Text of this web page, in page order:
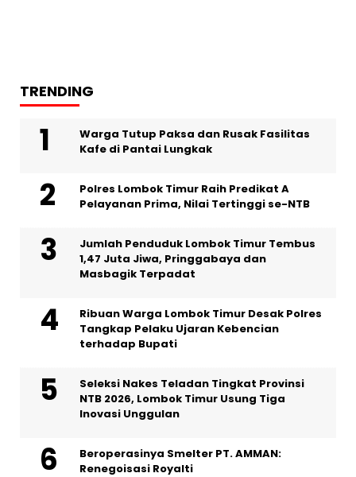
TRENDING
Warga Tutup Paksa dan Rusak Fasilitas
Kafe di Pantai Lungkak
Polres Lombok Timur Raih Predikat A
Pelayanan Prima, Nilai Tertinggi se-NTB
Jumlah Penduduk Lombok Timur Tembus
1,47 Juta Jiwa, Pringgabaya dan
Masbagik Terpadat
Ribuan Warga Lombok Timur Desak Polres
Tangkap Pelaku Ujaran Kebencian
terhadap Bupati
Seleksi Nakes Teladan Tingkat Provinsi
NTB 2026, Lombok Timur Usung Tiga
Inovasi Unggulan
Beroperasinya Smelter PT. AMMAN:
Renegoisasi Royalti